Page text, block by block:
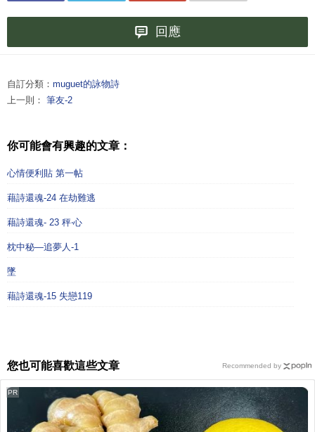
回應
自訂分類： muguet的詠物詩
上一則： 筆友-2
你可能會有興趣的文章：
心情便利貼 第一帖
藉詩還魂-24 在劫難逃
藉詩還魂- 23 秤‧心
枕中秘—追夢人-1
墜
藉詩還魂-15 失戀119
您也可能喜歡這些文章
PR
Recommended by